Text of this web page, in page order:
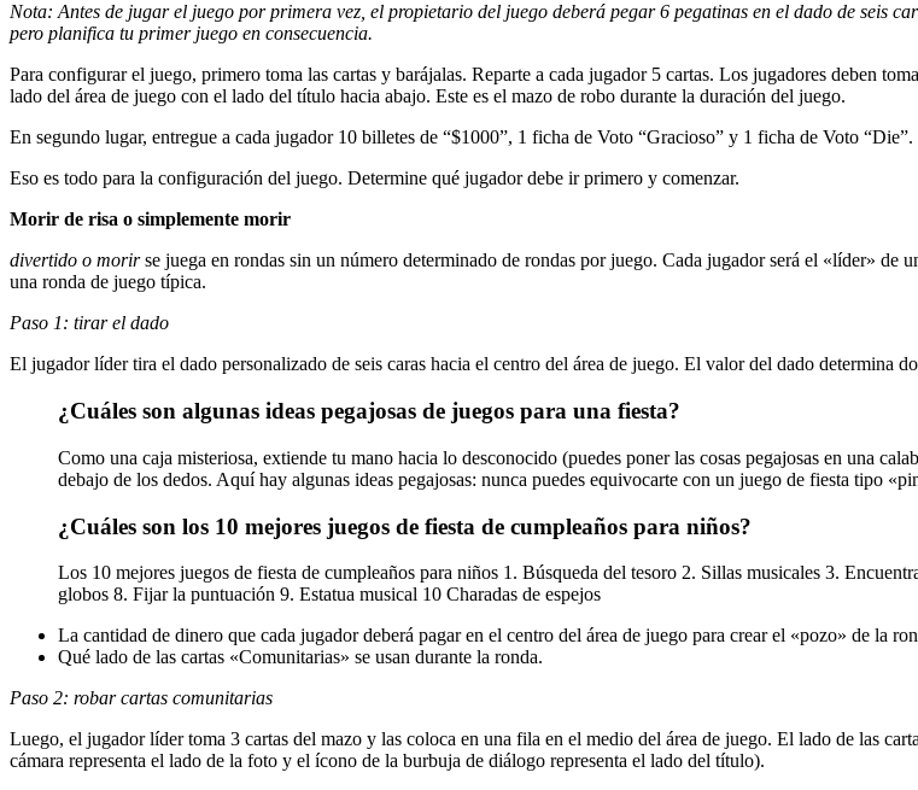
Nota: Antes de jugar el juego por primera vez, el propietario del juego deberá pegar 6 pegatinas en el dado de seis
pero planifica tu primer juego en consecuencia.
Para configurar el juego, primero toma las cartas y barájalas. Reparte a cada jugador 5 cartas. Los jugadores deben
lado del área de juego con el lado del título hacia abajo. Este es el mazo de robo durante la duración del juego.
En segundo lugar, entregue a cada jugador 10 billetes de “$1000”, 1 ficha de Voto “Gracioso” y 1 ficha de Voto “Die”.
Eso es todo para la configuración del juego. Determine qué jugador debe ir primero y comenzar.
Morir de risa o simplemente morir
divertido o morirse juega en rondas sin un número determinado de rondas por juego. Cada jugador será el «líder»
una ronda de juego típica.
Paso 1: tirar el dado
El jugador líder tira el dado personalizado de seis caras hacia el centro del área de juego. El valor del dado determina
¿Cuáles son algunas ideas pegajosas de juegos para una fiesta?
Como una caja misteriosa, extiende tu mano hacia lo desconocido (puedes poner las cosas pegajosas en una
debajo de los dedos. Aquí hay algunas ideas pegajosas: nunca puedes equivocarte con un juego de fiesta tipo
¿Cuáles son los 10 mejores juegos de fiesta de cumpleaños para niños?
Los 10 mejores juegos de fiesta de cumpleaños para niños 1. Búsqueda del tesoro 2. Sillas musicales 3.
globos 8. Fijar la puntuación 9. Estatua musical 10 Charadas de espejos
La cantidad de dinero que cada jugador deberá pagar en el centro del área de juego para crear el «pozo» de la
Qué lado de las cartas «Comunitarias» se usan durante la ronda.
Paso 2: robar cartas comunitarias
Luego, el jugador líder toma 3 cartas del mazo y las coloca en una fila en el medio del área de juego. El lado de las
cámara representa el lado de la foto y el ícono de la burbuja de diálogo representa el lado del título).